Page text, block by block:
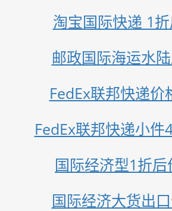
淘宝国际快递 1
邮政国际海运水
FedEx联邦快递价
FedEx联邦快递小件
国际经济型1折后
国际经济大货出